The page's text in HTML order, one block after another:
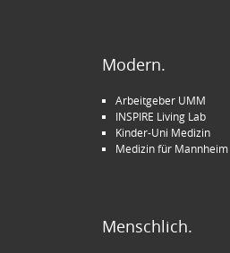
Modern.
Arbeitgeber UMM
INSPIRE Living Lab
Kinder-Uni Medizin
Medizin für Mannheim
Menschlich.